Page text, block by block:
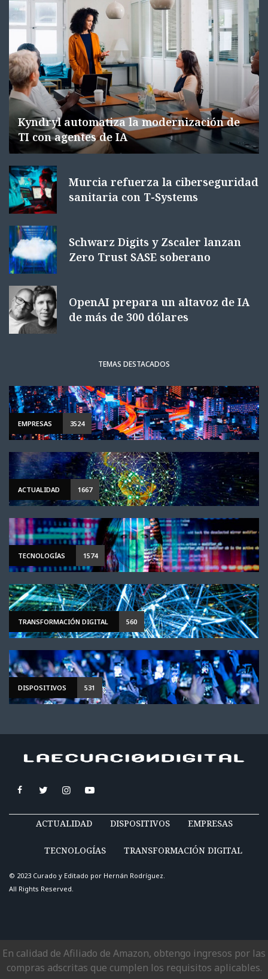
Kyndryl automatiza la modernización de
TI con agentes de IA
Murcia refuerza la ciberseguridad
sanitaria con T-Systems
Schwarz Digits y Zscaler lanzan
Zero Trust SASE soberano
OpenAI prepara un altavoz de IA
de más de 300 dólares
TEMAS DESTACADOS
EMPRESAS 3524
ACTUALIDAD 1667
TECNOLOGÍAS 1574
TRANSFORMACIÓN DIGITAL 560
DISPOSITIVOS 531
ACTUALIDAD DISPOSITIVOS EMPRESAS
TECNOLOGÍAS TRANSFORMACIÓN DIGITAL
© 2023 Curado y Editado por Hernán Rodríguez.
All Rights Reserved.
En calidad de Afiliado de Amazon, obtengo ingresos por las
compras adscritas que cumplen los requisitos aplicables.